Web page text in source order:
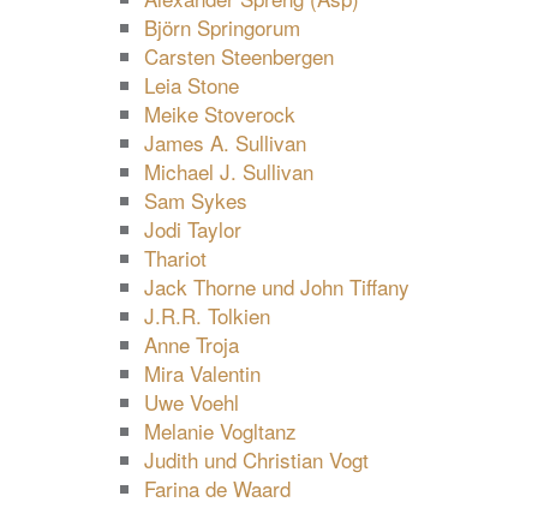
Björn Springorum
Carsten Steenbergen
Leia Stone
Meike Stoverock
James A. Sullivan
Michael J. Sullivan
Sam Sykes
Jodi Taylor
Thariot
Jack Thorne und John Tiffany
J.R.R. Tolkien
Anne Troja
Mira Valentin
Uwe Voehl
Melanie Vogltanz
Judith und Christian Vogt
Farina de Waard